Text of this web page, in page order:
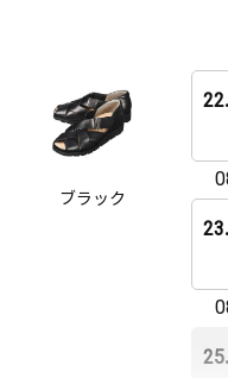
ブラック